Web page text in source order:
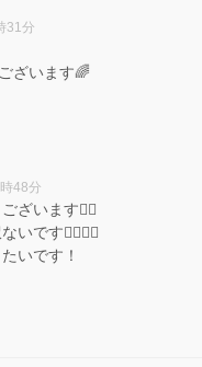
31分
ざいます🌈
48分
ざいます🙇‍♀️
いです🙇‍♀️🙇‍♀️
いです！